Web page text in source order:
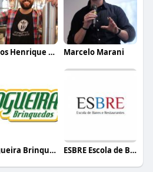
Carlos Henrique de Faria Vasconcelos Marcelo Marani
Nogueira Brinquedos ESBRE Escola de Bares e Restaurantes